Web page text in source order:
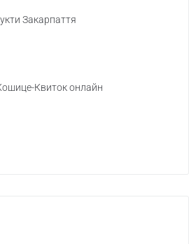
Закарпаття
Квиток онлайн